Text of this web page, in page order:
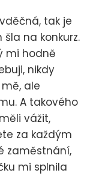
tak je
na konkurz.
mi hodně
nikdy
ale
A takového
vážit,
za každým
zaměstnání,
mi splnila